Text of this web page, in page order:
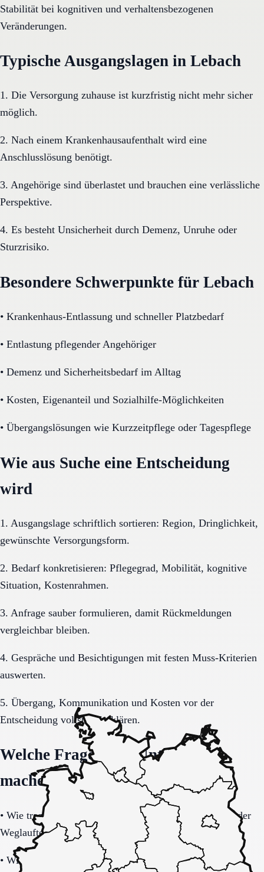
Stabilität bei kognitiven und verhaltensbezogenen
Veränderungen.
Typische Ausgangslagen in Lebach
1. Die Versorgung zuhause ist kurzfristig nicht mehr sicher
möglich.
2. Nach einem Krankenhausaufenthalt wird eine
Anschlusslösung benötigt.
3. Angehörige sind überlastet und brauchen eine verlässliche
Perspektive.
4. Es besteht Unsicherheit durch Demenz, Unruhe oder
Sturzrisiko.
Besondere Schwerpunkte für Lebach
• Krankenhaus-Entlassung und schneller Platzbedarf
• Entlastung pflegender Angehöriger
• Demenz und Sicherheitsbedarf im Alltag
• Kosten, Eigenanteil und Sozialhilfe-Möglichkeiten
• Übergangslösungen wie Kurzzeitpflege oder Tagespflege
Wie aus Suche eine Entscheidung
wird
1. Ausgangslage schriftlich sortieren: Region, Dringlichkeit,
gewünschte Versorgungsform.
2. Bedarf konkretisieren: Pflegegrad, Mobilität, kognitive
Situation, Kostenrahmen.
3. Anfrage sauber formulieren, damit Rückmeldungen
vergleichbar bleiben.
4. Gespräche und Besichtigungen mit festen Muss-Kriterien
auswerten.
5. Übergang, Kommunikation und Kosten vor der
Entscheidung vollständig klären.
Welche Fragen den Unterschied
machen
• Wie tragfähig ist das Sicherheitskonzept bei Unruhe oder
Weglauftendenz?
• Wie werden Angehörige informiert und in wichtige